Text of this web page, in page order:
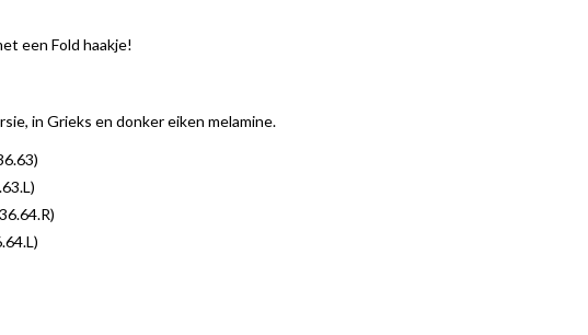
een Fold haakje!
in Grieks en donker eiken melamine.